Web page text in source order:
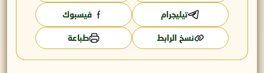
تيليجرام فيسبوك
نسخ الرابط طباعة